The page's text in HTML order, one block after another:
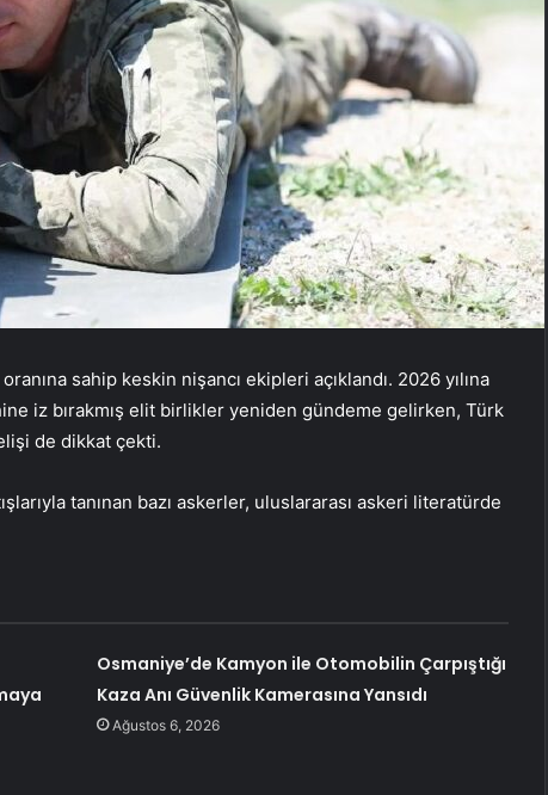
sahip keskin nişancı ekipleri açıklandı. 2026 yılına
iz bırakmış elit birlikler yeniden gündeme gelirken, Türk
de dikkat çekti.
tanınan bazı askerler, uluslararası askeri literatürde
Osmaniye’de Kamyon ile Otomobilin Çarpıştığı
Kaza Anı Güvenlik Kamerasına Yansıdı
Ağustos 6, 2026